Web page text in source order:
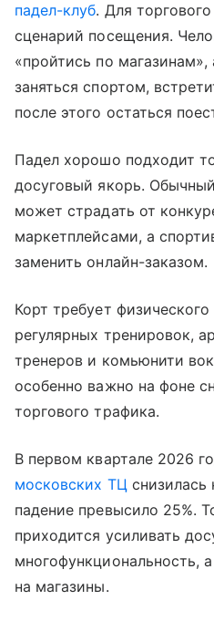
падел-клуб. Для
сценарий посещения.
«пройтись по
заняться спортом,
после этого остаться
Падел хорошо подходит
досуговый якорь.
может страдать от
маркетплейсами, а
заменить онлайн-заказом.
Корт требует
регулярных тренировок,
тренеров и комьюнити
особенно важно на фоне
торгового трафика.
В первом квартале 2026
московских ТЦснизилась
падение превысило 25%.
приходится усиливать
многофункциональность,
на магазины.